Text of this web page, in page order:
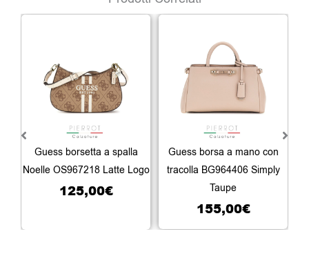
Guess borsetta a spalla
Noelle OS967218 Latte Logo
125,00€
Guess borsa a mano con
tracolla BG964406 Simply
Taupe
155,00€